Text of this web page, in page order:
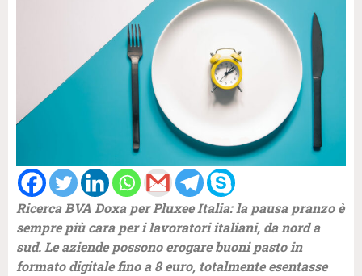
Ricerca BVA Doxa per Pluxee Italia: la pausa pranzo è
sempre più cara per i lavoratori italiani, da nord a
sud. Le aziende possono erogare buoni pasto in
formato digitale fino a 8 euro, totalmente esentasse